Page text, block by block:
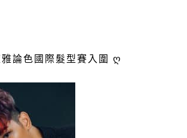
雅論色國際髮型賽入圍 ღ